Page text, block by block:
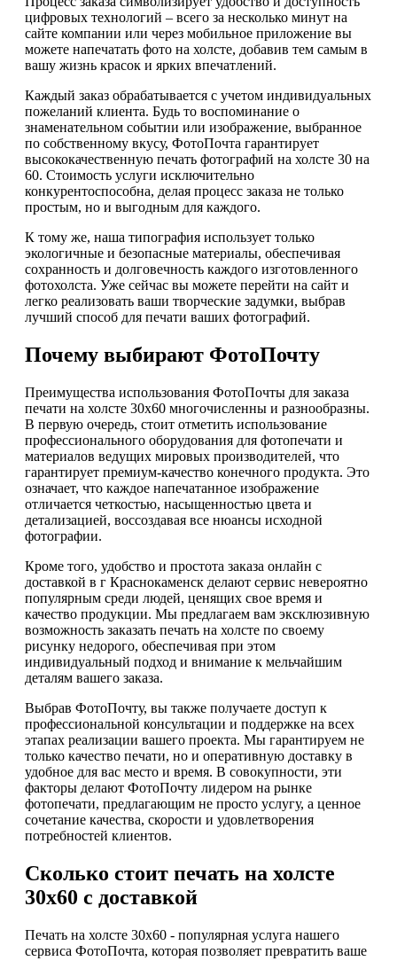
цифровых технологий – всего за несколько минут на
сайте компании или через мобильное приложение вы
можете напечатать фото на холсте, добавив тем самым в
вашу жизнь красок и ярких впечатлений.
Каждый заказ обрабатывается с учетом индивидуальных
пожеланий клиента. Будь то воспоминание о
знаменательном событии или изображение, выбранное
по собственному вкусу, ФотоПочта гарантирует
высококачественную печать фотографий на холсте 30 на
60. Стоимость услуги исключительно
конкурентоспособна, делая процесс заказа не только
простым, но и выгодным для каждого.
К тому же, наша типография использует только
экологичные и безопасные материалы, обеспечивая
сохранность и долговечность каждого изготовленного
фотохолста. Уже сейчас вы можете перейти на сайт и
легко реализовать ваши творческие задумки, выбрав
лучший способ для печати ваших фотографий.
Почему выбирают ФотоПочту
Преимущества использования ФотоПочты для заказа
печати на холсте 30х60 многочисленны и разнообразны.
В первую очередь, стоит отметить использование
профессионального оборудования для фотопечати и
материалов ведущих мировых производителей, что
гарантирует премиум-качество конечного продукта. Это
означает, что каждое напечатанное изображение
отличается четкостью, насыщенностью цвета и
детализацией, воссоздавая все нюансы исходной
фотографии.
Кроме того, удобство и простота заказа онлайн с
доставкой в г Краснокаменск делают сервис невероятно
популярным среди людей, ценящих свое время и
качество продукции. Мы предлагаем вам эксклюзивную
возможность заказать печать на холсте по своему
рисунку недорого, обеспечивая при этом
индивидуальный подход и внимание к мельчайшим
деталям вашего заказа.
Выбрав ФотоПочту, вы также получаете доступ к
профессиональной консультации и поддержке на всех
этапах реализации вашего проекта. Мы гарантируем не
только качество печати, но и оперативную доставку в
удобное для вас место и время. В совокупности, эти
факторы делают ФотоПочту лидером на рынке
фотопечати, предлагающим не просто услугу, а ценное
сочетание качества, скорости и удовлетворения
потребностей клиентов.
Сколько стоит печать на холсте
30х60 с доставкой
Печать на холсте 30х60 - популярная услуга нашего
сервиса ФотоПочта, которая позволяет превратить ваше